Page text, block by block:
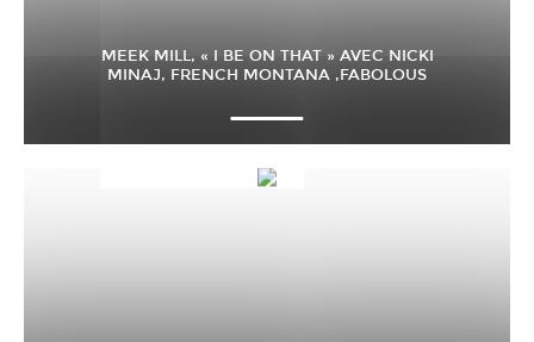
MEEK MILL, « I BE ON THAT » AVEC NICKI
MINAJ, FRENCH MONTANA ,FABOLOUS